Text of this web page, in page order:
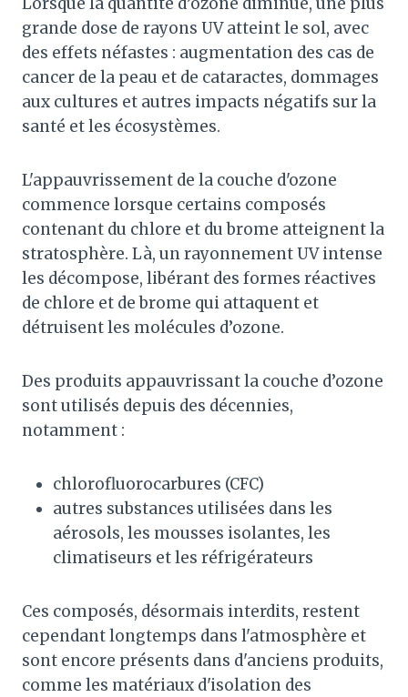
grande dose de rayons UV atteint le sol, avec
des effets néfastes : augmentation des cas de
cancer de la peau et de cataractes, dommages
aux cultures et autres impacts négatifs sur la
santé et les écosystèmes.
L'appauvrissement de la couche d'ozone
commence lorsque certains composés
contenant du chlore et du brome atteignent la
stratosphère. Là, un rayonnement UV intense
les décompose, libérant des formes réactives
de chlore et de brome qui attaquent et
détruisent les molécules d’ozone.
Des produits appauvrissant la couche d’ozone
sont utilisés depuis des décennies,
notamment :
chlorofluorocarbures (CFC)
autres substances utilisées dans les
aérosols, les mousses isolantes, les
climatiseurs et les réfrigérateurs
Ces composés, désormais interdits, restent
cependant longtemps dans l'atmosphère et
sont encore présents dans d'anciens produits,
comme les matériaux d'isolation des